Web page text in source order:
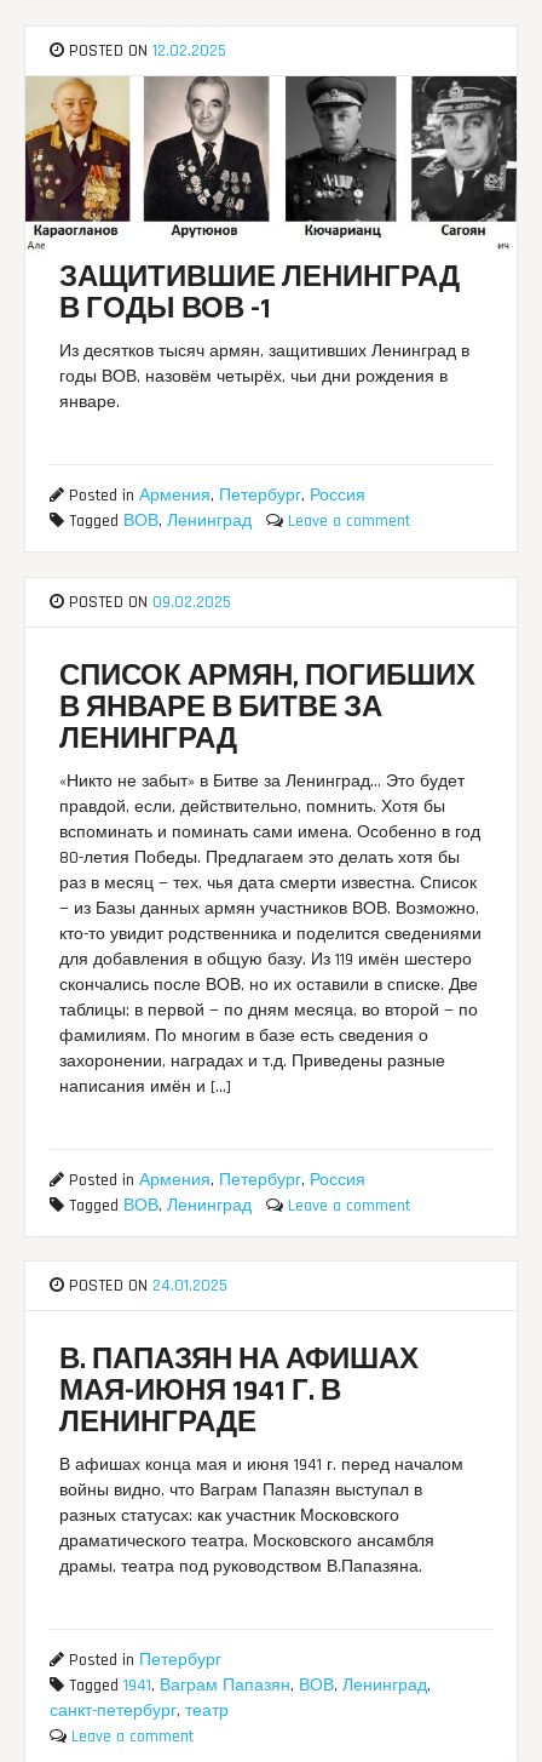
POSTED ON12.02.2025
ЗАЩИТИВШИЕ ЛЕНИНГРАД
В ГОДЫ ВОВ -1
Из десятков тысяч армян, защитивших Ленинград в
годы ВОВ, назовём четырёх, чьи дни рождения в
январе.
Posted inАрмения, Петербург, Россия
Tagged ВОВ,Ленинград Leave a comment
POSTED ON 09.02.2025
СПИСОК АРМЯН, ПОГИБШИХ
В ЯНВАРЕ В БИТВЕ ЗА
ЛЕНИНГРАД
«Никто не забыт» в Битве за Ленинград… Это будет
правдой, если, действительно, помнить. Хотя бы
вспоминать и поминать сами имена. Особенно в год
80-летия Победы. Предлагаем это делать хотя бы
раз в месяц — тех, чья дата смерти известна. Список
— из Базы данных армян участников ВОВ. Возможно,
кто-то увидит родственника и поделится сведениями
для добавления в общую базу. Из 119 имён шестеро
скончались после ВОВ, но их оставили в списке. Две
таблицы: в первой — по дням месяца, во второй — по
фамилиям. По многим в базе есть сведения о
захоронении, наградах и т.д. Приведены разные
написания имён и […]
Posted inАрмения, Петербург, Россия
Tagged ВОВ,Ленинград Leave a comment
POSTED ON 24.01.2025
В. ПАПАЗЯН НА АФИШАХ
МАЯ-ИЮНЯ 1941 Г. В
ЛЕНИНГРАДЕ
В афишах конца мая и июня 1941 г. перед началом
войны видно, что Ваграм Папазян выступал в
разных статусах: как участник Московского
драматического театра, Московского ансамбля
драмы, театра под руководством В.Папазяна.
Posted in Петербург
Tagged1941, Ваграм Папазян, ВОВ,Ленинград,
санкт-петербург,театр
Leave a comment